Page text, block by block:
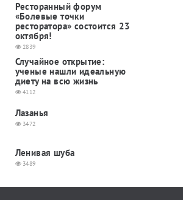
Ресторанный форум
«Болевые точки
ресторатора» состоится 23
октября!
2839
Случайное открытие:
ученые нашли идеальную
диету на всю жизнь
4112
Лазанья
3472
Ленивая шуба
3489